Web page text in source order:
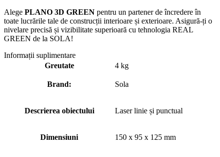
Alege PLANO 3D GREEN pentru un partener de încredere în
toate lucrările tale de construcții interioare și exterioare. Asigură-ți o
nivelare precisă și vizibilitate superioară cu tehnologia REAL
GREEN de la SOLA!
Informații suplimentare
Greutate
4 kg
Brand: Sola
Descrierea obiectului Laser linie și punctual
Dimensiuni 150 x 95 x 125 mm